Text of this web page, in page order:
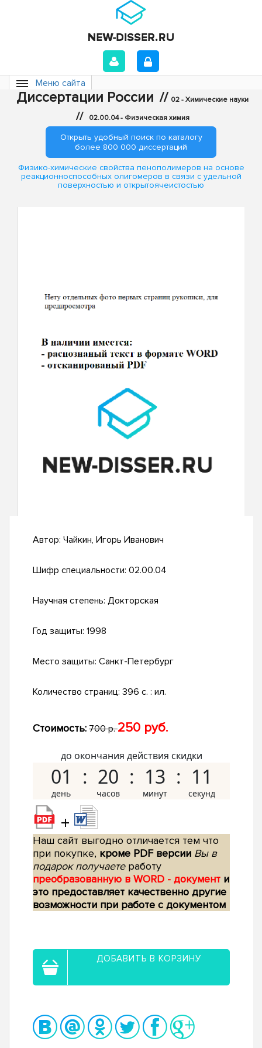
Меню сайта
Диссертации России // 02 - Химические науки
// 02.00.04 - Физическая химия
Открыть удобный поиск по каталогу
более 800 000 диссертаций
Физико-химические свойства пенополимеров на основе
реакционноспособных олигомеров в связи с удельной
поверхностью и открытоячеистостью
Автор: Чайкин, Игорь Иванович
Шифр специальности: 02.00.04
Научная степень: Докторская
Год защиты: 1998
Место защиты: Санкт-Петербург
Количество страниц: 396 с. : ил.
Стоимость: 700 р.250 руб.
до окончания действия скидки
01 20 13 10
+
Наш сайт выгодно отличается тем что
при покупке, кроме PDF версии Вы в
подарок получаетеработу
преобразованную в WORD - документ и
это предоставляет качественно другие
возможности при работе с документом
ДОБАВИТЬ В КОРЗИНУ